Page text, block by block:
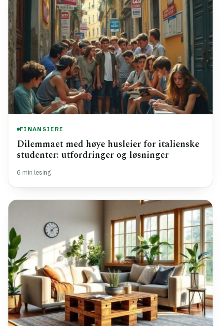
FINANSIERE
Dilemmaet med høye husleier for italienske
studenter: utfordringer og løsninger
6 min lesing